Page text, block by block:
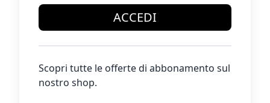
ACCEDI
Scopri tutte le offerte di abbonamento sul
nostro shop.